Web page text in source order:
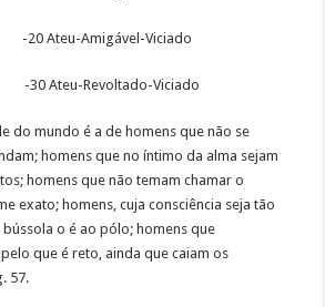
Amigável-Viciado
Revoltado-Viciado
do mundo é a de homens que não se
homens que no íntimo da alma sejam
homens que não temam chamar o
exato; homens, cuja consciência seja tão
o é ao pólo; homens que
que é reto, ainda que caiam os
57.